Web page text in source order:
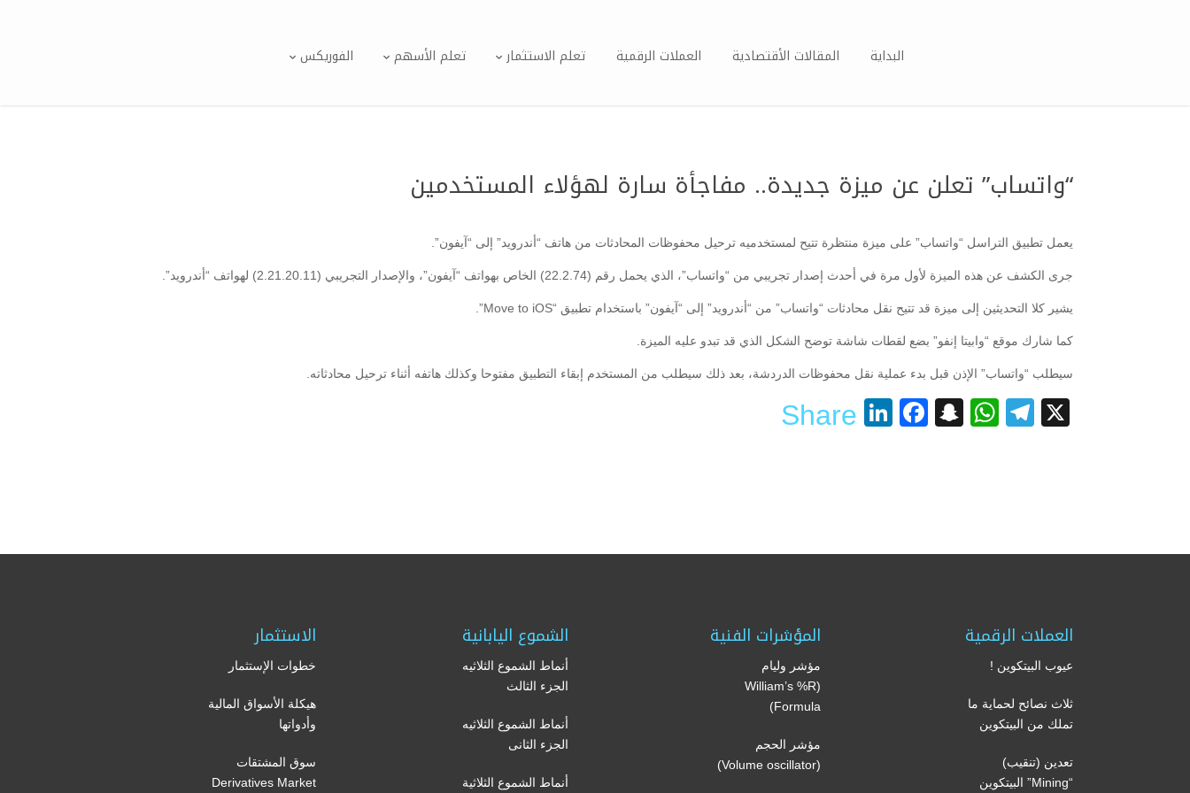
البداية المقالات الأقتصادية العملات الرقمية تعلم الاستثمار تعلم الأسهم الفوريكس
“واتساب” تعلن عن ميزة جديدة.. مفاجأة سارة لهؤلاء المستخدمين
يعمل تطبيق التراسل “واتساب” على ميزة منتظرة تتيح لمستخدميه ترحيل ‏محفوظات المحادثات من هاتف “أندرويد” إلى “آيفون”.‏
جرى الكشف عن هذه الميزة لأول مرة في أحدث إصدار تجريبي من “واتساب”، الذي يحمل رقم (22.2.74) الخاص بهواتف “آيفون”، والإصدار التجريبي (2.21.20.11) لهواتف “أندرويد”.
يشير كلا التحديثين إلى ميزة قد تتيح نقل محادثات “واتساب” من “أندرويد” إلى “آيفون” باستخدام تطبيق “Move to iOS”.
كما شارك موقع “وابيتا إنفو” بضع لقطات شاشة توضح الشكل الذي قد تبدو عليه الميزة.
سيطلب “واتساب” الإذن قبل بدء عملية نقل محفوظات الدردشة، بعد ذلك سيطلب من المستخدم إبقاء التطبيق مفتوحا وكذلك هاتفه أثناء ترحيل محادثاته.
X
Telegram
WhatsApp
Snapchat
Facebook
LinkedIn
Share
العملات الرقمية
عيوب البيتكوين !
ثلاث نصائح لحماية ما
تملك من البيتكوين
تعدين (تنقيب)
“Mining” البيتكوين
المؤشرات الفنية
مؤشر وليام
(William’s %R
Formula)
مؤشر الحجم
(Volume oscillator)
الشموع اليابانية
أنماط الشموع الثلاثيه
الجزء الثالث
أنماط الشموع الثلاثيه
الجزء الثانى
أنماط الشموع الثلاثية
الاستثمار
خطوات الإستثمار
هيكلة الأسواق المالية
وأدواتها
سوق المشتقات
Derivatives Market